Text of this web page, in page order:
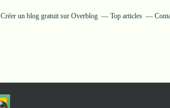
Créer un blog gratuit sur Overblog Top articles